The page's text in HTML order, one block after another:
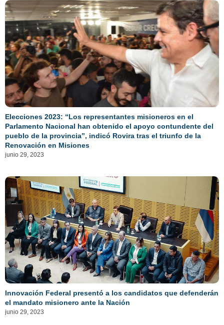
Elecciones 2023: “Los representantes misioneros en el
Parlamento Nacional han obtenido el apoyo contundente del
pueblo de la provincia”, indicó Rovira tras el triunfo de la
Renovación en Misiones
junio 29, 2023
Innovación Federal presentó a los candidatos que defenderán
el mandato misionero ante la Nación
junio 29, 2023